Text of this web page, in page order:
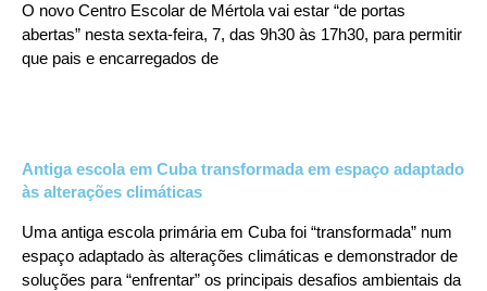
O novo Centro Escolar de Mértola vai estar “de portas
abertas” nesta sexta-feira, 7, das 9h30 às 17h30, para permitir
que pais e encarregados de
Antiga escola em Cuba transformada em espaço adaptado
às alterações climáticas
Uma antiga escola primária em Cuba foi “transformada” num
espaço adaptado às alterações climáticas e demonstrador de
soluções para “enfrentar” os principais desafios ambientais da